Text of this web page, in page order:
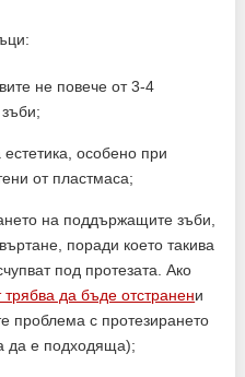
не повече от 3-4
особено при
от пластмаса;
на поддържащите зъби,
поради което такива
под протезата. Ако
трябва да бъде отстранени
проблема с протезирането
да е подходяща);